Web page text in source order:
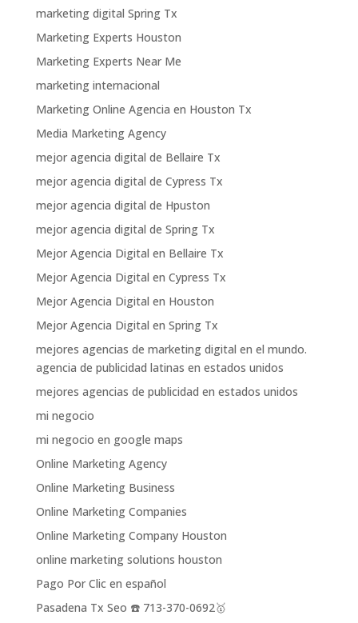
marketing digital Spring Tx
Marketing Experts Houston
Marketing Experts Near Me
marketing internacional
Marketing Online Agencia en Houston Tx
Media Marketing Agency
mejor agencia digital de Bellaire Tx
mejor agencia digital de Cypress Tx
mejor agencia digital de Hpuston
mejor agencia digital de Spring Tx
Mejor Agencia Digital en Bellaire Tx
Mejor Agencia Digital en Cypress Tx
Mejor Agencia Digital en Houston
Mejor Agencia Digital en Spring Tx
mejores agencias de marketing digital en el mundo.
agencia de publicidad latinas en estados unidos
mejores agencias de publicidad en estados unidos
mi negocio
mi negocio en google maps
Online Marketing Agency
Online Marketing Business
Online Marketing Companies
Online Marketing Company Houston
online marketing solutions houston
Pago Por Clic en español
Pasadena Tx Seo ☎️ 713-370-0692🥇